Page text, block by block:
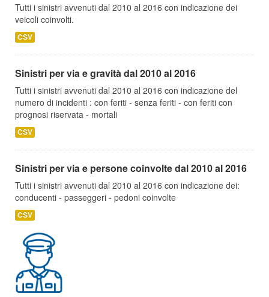
Tutti i sinistri avvenuti dal 2010 al 2016 con indicazione dei
veicoli coinvolti.
CSV
Sinistri per via e gravità dal 2010 al 2016
Tutti i sinistri avvenuti dal 2010 al 2016 con indicazione del
numero di incidenti : con feriti - senza feriti - con feriti con
prognosi riservata - mortali
CSV
Sinistri per via e persone coinvolte dal 2010 al 2016
Tutti i sinistri avvenuti dal 2010 al 2016 con indicazione dei:
conducenti - passeggeri - pedoni coinvolte
CSV